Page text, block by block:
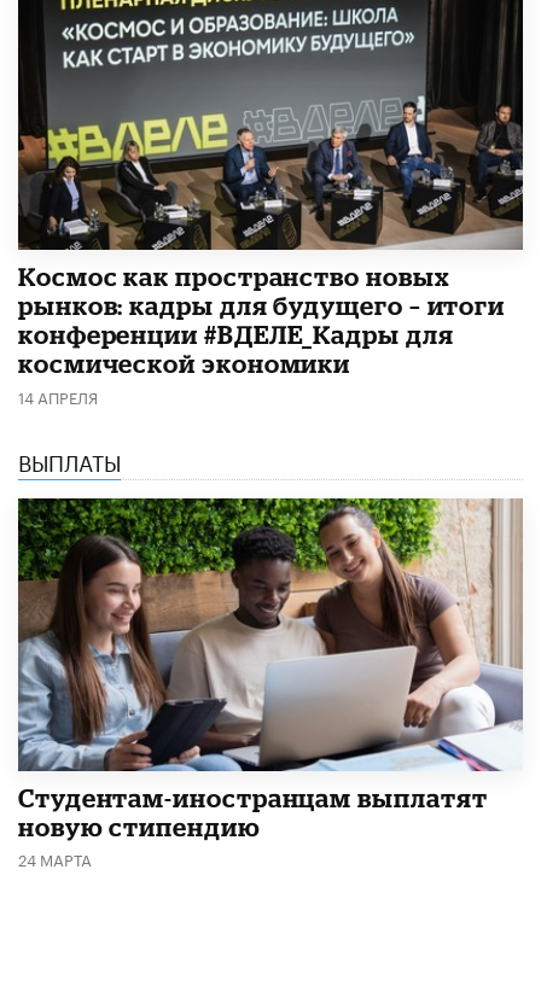
Космос как пространство новых
рынков: кадры для будущего – итоги
конференции #ВДЕЛЕ_Кадры для
космической экономики
14 АПРЕЛЯ
ВЫПЛАТЫ
Студентам-иностранцам выплатят
новую стипендию
24 МАРТА